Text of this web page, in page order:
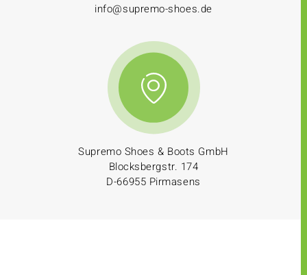
info@supremo-shoes.de
Supremo Shoes & Boots GmbH
Blocksbergstr. 174
D-66955 Pirmasens